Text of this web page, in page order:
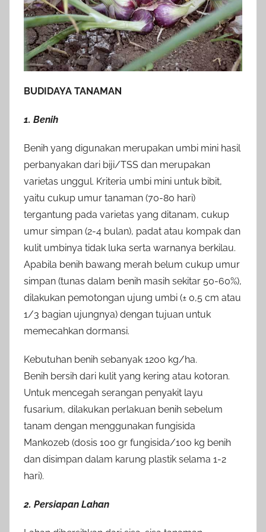
BUDIDAYA TANAMAN
1. Benih
Benih yang digunakan merupakan umbi mini hasil
perbanyakan dari biji/TSS dan merupakan
varietas unggul. Kriteria umbi mini untuk bibit,
yaitu cukup umur tanaman (70-80 hari)
tergantung pada varietas yang ditanam, cukup
umur simpan (2-4 bulan), padat atau kompak dan
kulit umbinya tidak luka serta warnanya berkilau.
Apabila benih bawang merah belum cukup umur
simpan (tunas dalam benih masih sekitar 50-60%),
dilakukan pemotongan ujung umbi (± 0,5 cm atau
1/3 bagian ujungnya) dengan tujuan untuk
memecahkan dormansi.
Kebutuhan benih sebanyak 1200 kg/ha.
Benih bersih dari kulit yang kering atau kotoran.
Untuk mencegah serangan penyakit layu
fusarium, dilakukan perlakuan benih sebelum
tanam dengan menggunakan fungisida
Mankozeb (dosis 100 gr fungisida/100 kg benih
dan disimpan dalam karung plastik selama 1-2
hari).
2. Persiapan Lahan